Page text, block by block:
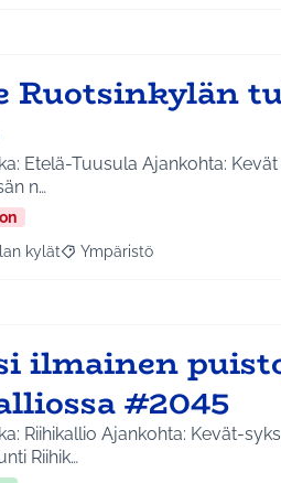
Ruotsinkylän
Etelä-Tuusula Ajankohta:
n…
mukaan: Etelä-Tuusulan kylät
kylät Rajaa tulokset teeman
Ympäristö
ilmainen
#2045
Riihikallio Ajankohta: Kevät-
Riihik…